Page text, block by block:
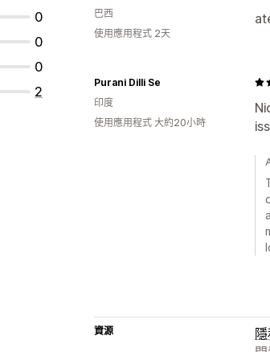
0
0
0
2
巴西
使用應用程式 2天
Purani Dilli Se
印度
使用應用程式 大約20小時
資源